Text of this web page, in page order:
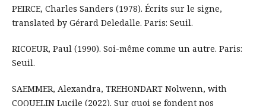
PEIRCE, Charles Sanders (1978). Écrits sur le signe,
translated by Gérard Deledalle. Paris: Seuil.
RICOEUR, Paul (1990). Soi-même comme un autre. Paris:
Seuil.
SAEMMER, Alexandra, TREHONDART Nolwenn, with
COQUELIN Lucile (2022). Sur quoi se fondent nos